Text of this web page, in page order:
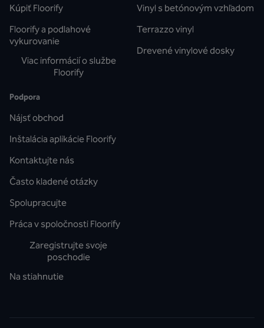
Kúpiť Floorify
Floorify a podlahové
vykurovanie
Viac informácií o službe
Floorify
Vinyl s betónovým vzhľadom
Terrazzo vinyl
Drevené vinylové dosky
Podpora
Nájsť obchod
Inštalácia aplikácie Floorify
Kontaktujte nás
Často kladené otázky
Spolupracujte
Práca v spoločnosti Floorify
Zaregistrujte svoje
poschodie
Na stiahnutie